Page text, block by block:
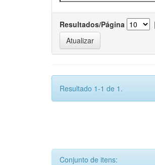
Resultados/Página |
Resultado 1-1 de 1.
Conjunto de itens: